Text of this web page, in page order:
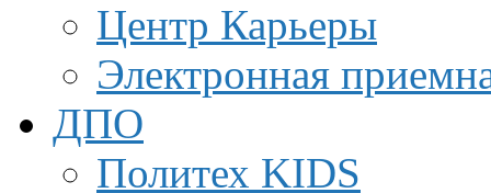
Центр Карьеры
Электронная
ДПО
Политех KIDS